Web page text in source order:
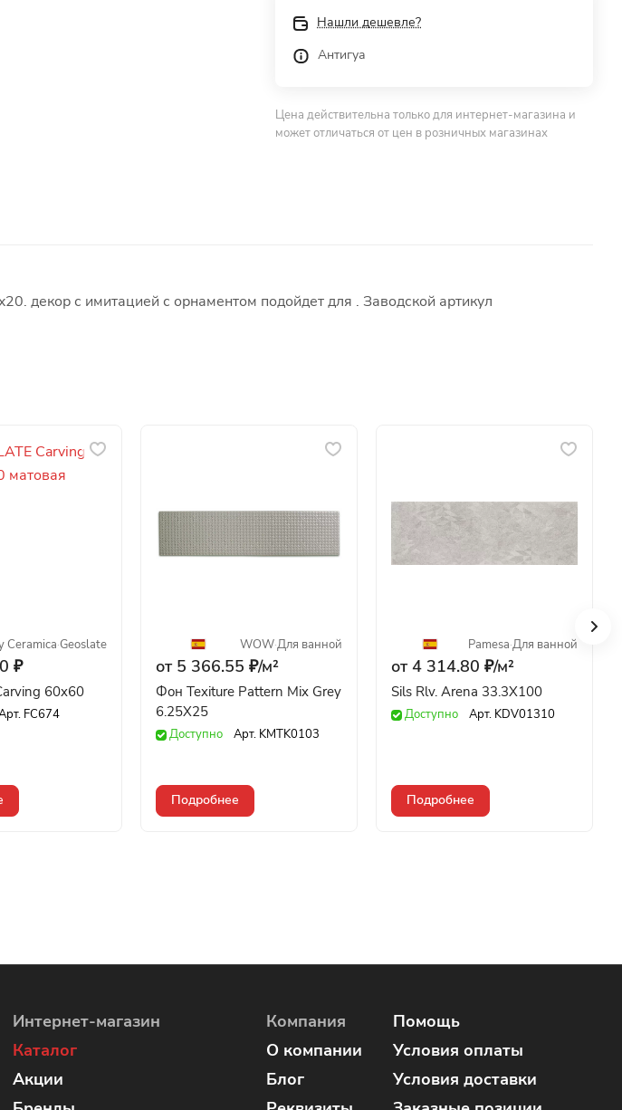
Нашли дешевле?
Антигуа
Цена действительна только для интернет-магазина и
может отличаться от цен в розничных магазинах
декор с имитацией с орнаментом подойдет для . Заводской артикул
Ceramica·Geoslate
₽
60x60
FC674
WOW·Для ванной
от 5 366.55 ₽/м²
Фон Texiture Pattern Mix Grey
6.25X25
Доступно Арт. KMTK0103
Подробнее
Pamesa·Для ванной
от 4 314.80 ₽/м²
Sils Rlv. Arena 33.3X100
Доступно Арт. KDV01310
Подробнее
Интернет-магазин
Каталог
Акции
Компания
О компании
Блог
Помощь
Условия оплаты
Условия доставки